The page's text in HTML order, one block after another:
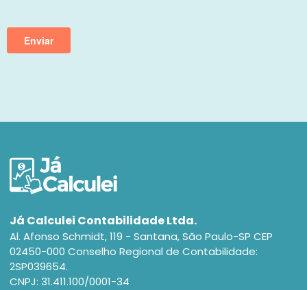
Já Calculei Contabilidade Ltda.
Al. Afonso Schmidt, 119 - Santana, São Paulo-SP CEP
02450-000 Conselho Regional de Contabilidade:
2SP039654.
CNPJ: 31.411.100/0001-34